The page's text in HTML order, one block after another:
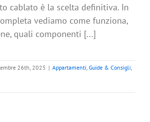
cablato è la scelta definitiva. In
vediamo come funziona,
quali componenti [...]
26th, 2025 | Appartamenti, Guide & Consigli,